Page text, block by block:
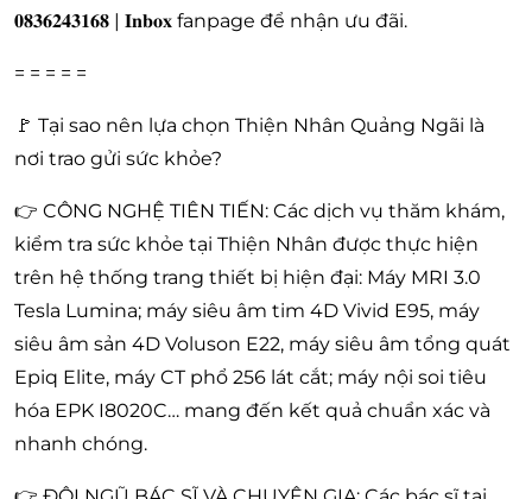
𝟎𝟖𝟑𝟔𝟐𝟒𝟑𝟏𝟔𝟖 | 𝐈𝐧𝐛𝐨𝐱 fanpage để nhận ưu đãi.
= = = = =
🚩 Tại sao nên lựa chọn Thiện Nhân Quảng Ngãi là
nơi trao gửi sức khỏe?
👉 CÔNG NGHỆ TIÊN TIẾN: Các dịch vụ thăm khám,
kiểm tra sức khỏe tại Thiện Nhân được thực hiện
trên hệ thống trang thiết bị hiện đại: Máy MRI 3.0
Tesla Lumina; máy siêu âm tim 4D Vivid E95, máy
siêu âm sản 4D Voluson E22, máy siêu âm tổng quát
Epiq Elite, máy CT phổ 256 lát cắt; máy nội soi tiêu
hóa EPK I8020C… mang đến kết quả chuẩn xác và
nhanh chóng.